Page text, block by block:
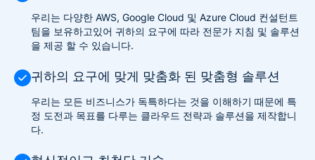
우리는 다양한 AWS, Google Cloud 및 Azure Cloud 컨설턴트
팀을 보유하고있어 귀하의 요구에 따라 전문가 지침 및 솔루션
을 제공 할 수 있습니다.
귀하의 요구에 맞게 맞춤화 된 맞춤형 솔루션
우리는 모든 비즈니스가 독특하다는 것을 이해하기 때문에 특
정 도전과 목표를 다루는 클라우드 전략과 솔루션을 제작합니
다.